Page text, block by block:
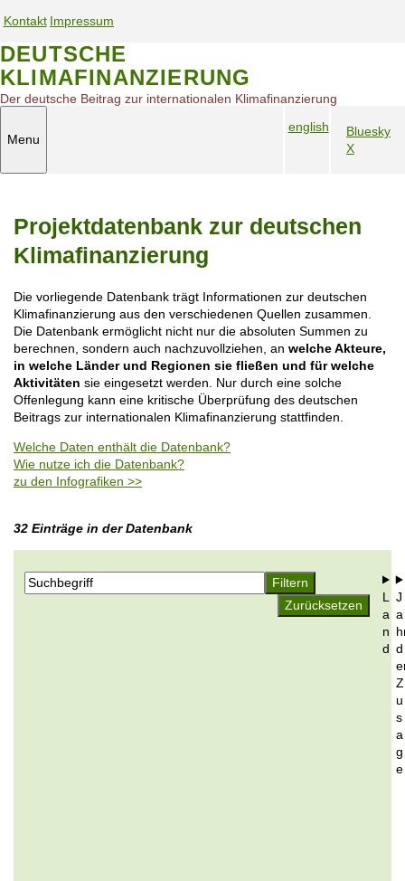
k
p
o
m
e
r
v
n
Kontakt Impressum
e
r
v
i
g
a
i
o
n
DEUTSCHE
KLIMAFINANZIERUNG
Der deutsche Beitrag zur internationalen Klimafinanzierung
Menu
c
v
i
g
a
t
o
english
S
a
d
i
a
Bluesky
X
Projektdatenbank zur deutschen
Klimafinanzierung
Die vorliegende Datenbank trägt Informationen zur deutschen
Klimafinanzierung aus den verschiedenen Quellen zusammen.
Die Datenbank ermöglicht nicht nur die absoluten Summen zu
berechnen, sondern auch nachzuvollziehen, an welche Akteure,
in welche Länder und Regionen sie fließen und für welche
Aktivitäten sie eingesetzt werden. Nur durch eine solche
Offenlegung kann eine kritische Überprüfung des deutschen
Beitrags zur internationalen Klimafinanzierung stattfinden.
Welche Daten enthält die Datenbank?
Wie nutze ich die Datenbank?
zu den Infografiken >>
32 Einträge in der Datenbank
L
a
n
d
J
a
d
Z
u
s
a
g
e